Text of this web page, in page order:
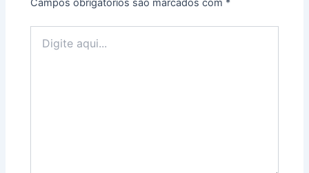
Campos obrigatórios são marcados com *
aqui...